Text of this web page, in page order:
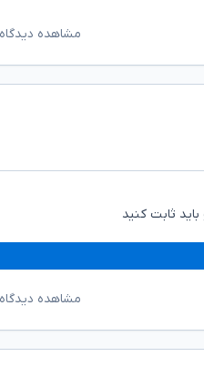
مشاهده
ثابت کنید
مشاهده